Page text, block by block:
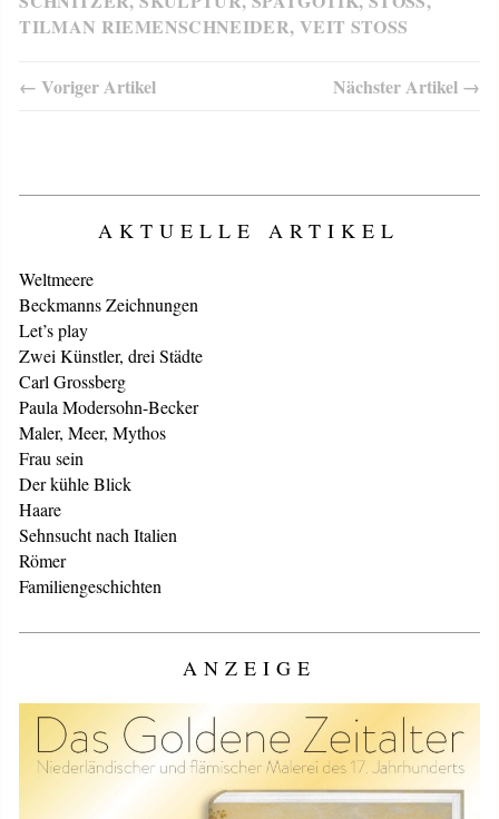
TILMAN RIEMENSCHNEIDER, VEIT STOSS
← Voriger Artikel Nächster Artikel →
AKTUELLE ARTIKEL
Weltmeere
Beckmanns Zeichnungen
Let’s play
Zwei Künstler, drei Städte
Carl Grossberg
Paula Modersohn-Becker
Maler, Meer, Mythos
Frau sein
Der kühle Blick
Haare
Sehnsucht nach Italien
Römer
Familiengeschichten
ANZEIGE